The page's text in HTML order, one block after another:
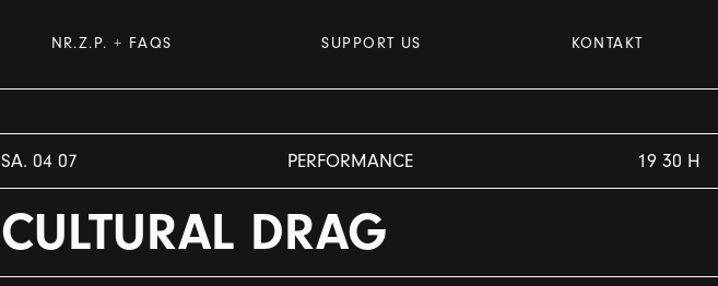
NR.Z.P. + FAQS SUPPORT US KONTAKT
SA. 04 07 PERFORMANCE 19 30 H
CULTURAL DRAG